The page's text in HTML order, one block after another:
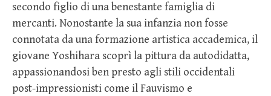
secondo figlio di una benestante famiglia di
mercanti. Nonostante la sua infanzia non fosse
connotata da una formazione artistica accademica, il
giovane Yoshihara scoprì la pittura da autodidatta,
appassionandosi ben presto agli stili occidentali
post-impressionisti come il Fauvismo e